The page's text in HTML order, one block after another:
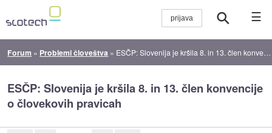
☰
Forum » Problemi človeštva » ESČP: Slovenija je kršila 8. in 13. člen konvencije o človekovih pravicah
ESČP: Slovenija je kršila 8. in 13. člen konvencije
o človekovih pravicah